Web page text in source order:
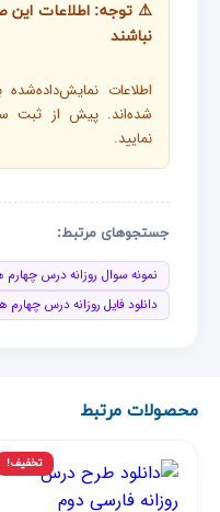
⚠️ توجه: اطلاعات
نباشند
اطلاعات
شده‌اند. پیش از ثبت
نمایید.
جستجوهای مرتبط:
نمونه سوال روزانه درس
دانلود فایل روزانه درس
محصولات مرتبط
تخفیف!